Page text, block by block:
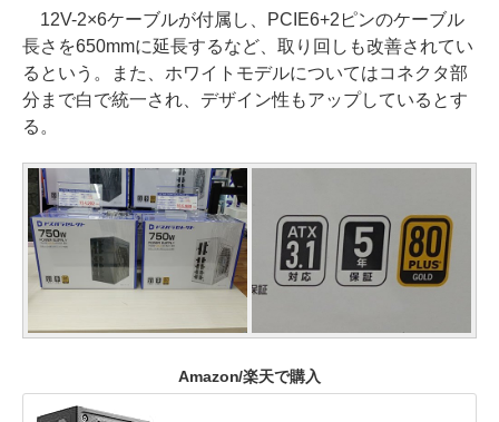
12V-2×6ケーブルが付属し、PCIE6+2ピンのケーブル
長さを650mmに延長するなど、取り回しも改善されてい
るという。また、ホワイトモデルについてはコネクタ部
分まで白で統一され、デザイン性もアップしているとす
る。
Amazon/楽天で購入